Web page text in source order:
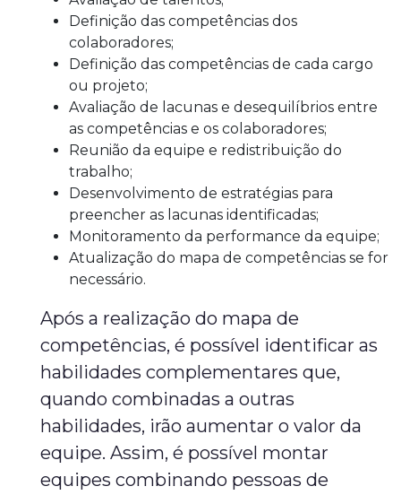
Definição das competências dos
colaboradores;
Definição das competências de cada cargo
ou projeto;
Avaliação de lacunas e desequilíbrios entre
as competências e os colaboradores;
Reunião da equipe e redistribuição do
trabalho;
Desenvolvimento de estratégias para
preencher as lacunas identificadas;
Monitoramento da performance da equipe;
Atualização do mapa de competências se for
necessário.
Após a realização do mapa de
competências, é possível identificar as
habilidades complementares que,
quando combinadas a outras
habilidades, irão aumentar o valor da
equipe. Assim, é possível montar
equipes combinando pessoas de